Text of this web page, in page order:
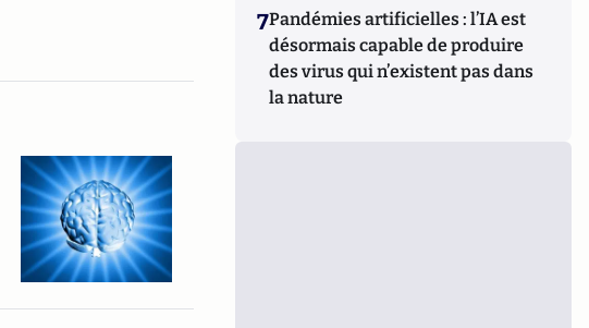
7Pandémies artificielles : l’IA est
désormais capable de produire
des virus qui n’existent pas dans
la nature